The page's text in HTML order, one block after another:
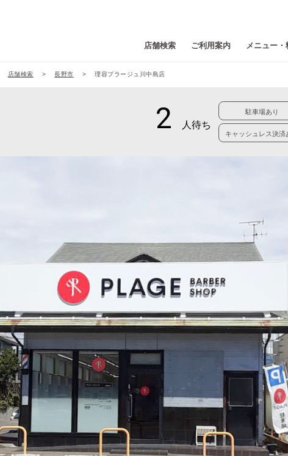
店舗検索 ご利用案内 メニュー・
店舗検索 長野市 理容プラージュ川中島店
駐車場あり
キャッシュレス決済